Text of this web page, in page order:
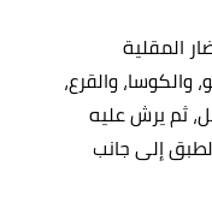
المقلية
والكوسا، والقرع،
ثم يرش عليه
إلى جانب